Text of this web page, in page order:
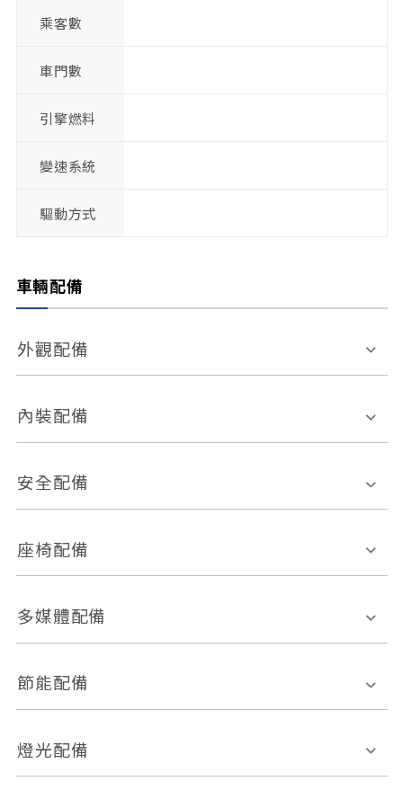
乘客數
車門數
引擎燃料
變速系統
驅動方式
車輛配備
外觀配備
電動天窗
後視鏡方向指示燈
內裝配備
多功能方向盤
恆溫空調
安全配備
前座正面氣囊
ABS防鎖死
車道偏離警示
自動停車系統 盲點偵測系統
倒車雷達
座椅配備
皮椅
多媒體配備
外部音源接入
節能配備
引擎啟閉系統
燈光配備